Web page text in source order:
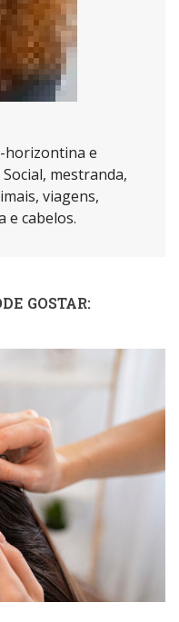
horizontina e
mestranda,
viagens,
e cabelos.
GOSTAR: